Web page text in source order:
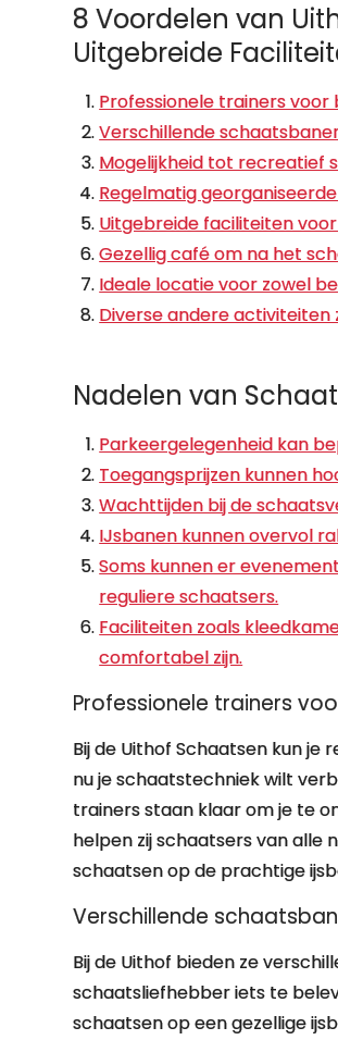
8 Voordelen van
Uitgebreide
Professionele trainers voor
Verschillende
Mogelijkheid tot recreatief
Regelmatig
Uitgebreide faciliteiten
Gezellig café om na het
Ideale locatie voor zowel
Diverse andere activiteiten
Nadelen van
Parkeergelegenheid kan
Toegangsprijzen kunnen
Wachttijden bij de
IJsbanen kunnen overvol
Soms kunnen er
reguliere schaatsers.
Faciliteiten zoals
comfortabel zijn.
Professionele trainers
Bij de Uithof Schaatsen kun je
nu je schaatstechniek wilt
trainers staan klaar om je te
helpen zij schaatsers van alle
schaatsen op de prachtige
Verschillende
Bij de Uithof bieden ze
schaatsliefhebber iets te
schaatsen op een gezellige